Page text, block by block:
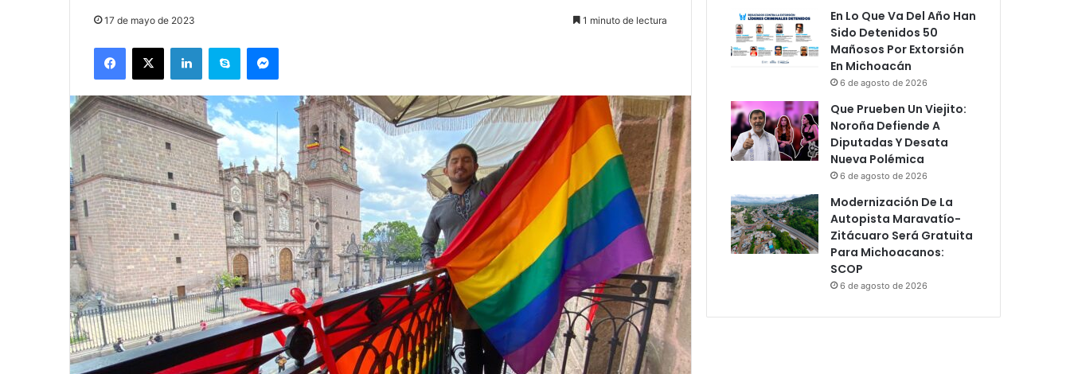
17 de mayo de 2023 1 minuto de lectura
Facebook
X LinkedInSkype Messenger
En Lo Que Va Del Año Han
Sido Detenidos 50
Mañosos Por Extorsión
En Michoacán
6 de agosto de 2026
Que Prueben Un Viejito:
Noroña Defiende A
Diputadas Y Desata
Nueva Polémica
6 de agosto de 2026
Modernización De La
Autopista Maravatío-
Zitácuaro Será Gratuita
Para Michoacanos:
SCOP
6 de agosto de 2026